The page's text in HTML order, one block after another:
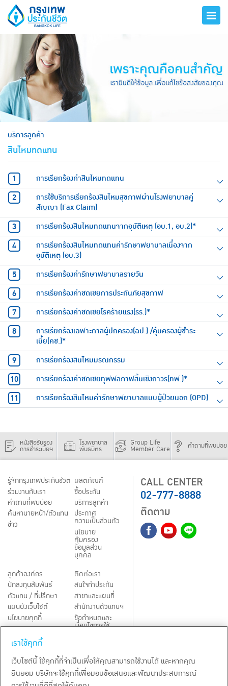
บริการลูกค้า
สินไหมทดแทน
การเรียกร้องค่าสินไหมทดแทน
การใช้บริการเรียกร้องสินไหมสุขภาพผ่านโรงพยาบาลคู่
สัญญา (Fax Claim)
การเรียกร้องสินไหมทดแทนจากอุบัติเหตุ (อบ.1, อบ.2)*
การเรียกร้องสินไหมทดแทนค่ารักษาพยาบาลเนื่องจาก
อุบัติเหตุ (อบ.3)
การเรียกร้องค่ารักษาพยาบาลรายวัน
การเรียกร้องค่าชดเชยการประกันภัยสุขภาพ
การเรียกร้องค่าชดเชยโรคร้ายแรง(รร.)*
การเรียกร้องเฉพาะกาลผู้ปกครอง(ฉป.) /คุ้มครองผู้ชำระ
เบี้ย(คช.)*
การเรียกร้องสินไหมมรณกรรม
การเรียกร้องค่าชดเชยทุพพลภาพสิ้นเชิงถาวร(ทพ.)*
การเรียกร้องสินไหมค่ารักษาพยาบาลแบบผู้ป่วยนอก (OPD)
หนังสือรับรอง
การชำระเบี้ยฯ
โรงพยาบาล
พันธมิตร
Group Life
Member Care คำถามที่พบบ่อย
รู้จักกรุงเทพประกันชีวิต
ร่วมงานกับเรา
คำถามที่พบบ่อย
ค้นหานายหน้า/ตัวแทน
ข่าว
ผลิตภัณฑ์
ชื้อประกัน
บริการลูกค้า
ประกาศ
ความเป็นส่วนตัว
นโยบาย
คุ้มครอง
ข้อมูลส่วน
บุคคล
ลูกค้าองค์กร
นักลงทุนสัมพันธ์
ตัวแทน / ที่ปรึกษา
แผนผังเว็บไซต์
นโยบายคุกกี้
Third-Party Notices
ติดต่อเรา
สนใจทำประกัน
สาขาและแผนที่
สำนักงานตัวแทนฯ
ข้อกำหนดและ
เงื่อนไขการใช้
CALL CENTER
02-777-8888
ติดตาม
TH EN
สงวนลิขสิทธิ์ พ.ศ.2569
เราใช้คุกกี้
เว็บไซต์นี้ ใช้คุกกี้ที่จำเป็นเพื่อให้คุณสามารถใช้งานได้ และหากคุณ
ยินยอม บริษัทจะใช้คุกกี้เพื่อมอบข้อเสนอและพัฒนาประสบการณ์